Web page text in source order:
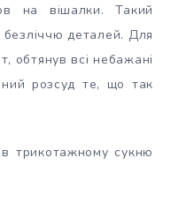
на вішалки. Такий
деталей. Для
обтянув всі небажані
розсуд те, що так
трикотажному сукню